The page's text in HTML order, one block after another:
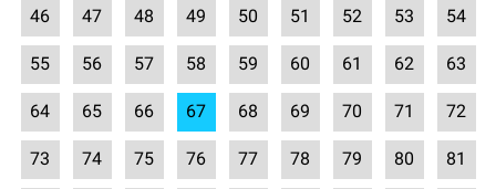
46
47 48 49 50 51 52 53
54
55
56 57 58 59 60 61 62
63
64
65 66 67 68 69 70 71
72
73
74 75 76 77 78 79 80
81